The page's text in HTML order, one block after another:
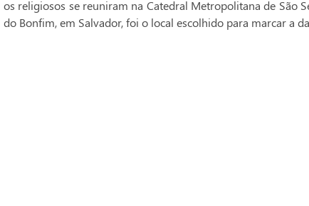
os religiosos se reuniram na Catedral Metropolitana de São
do Bonfim, em Salvador, foi o local escolhido para marcar a